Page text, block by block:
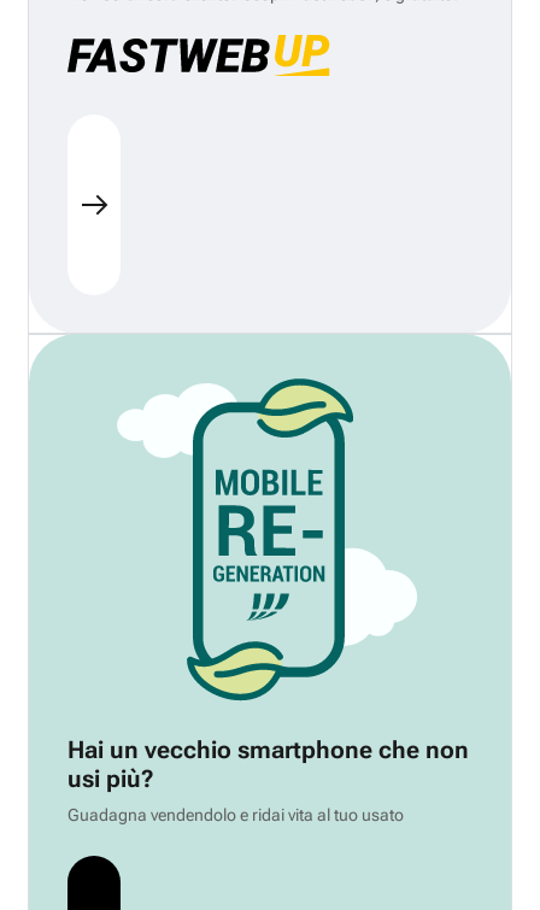
Hai un vecchio smartphone che non
usi più?
Guadagna vendendolo e ridai vita al tuo usato